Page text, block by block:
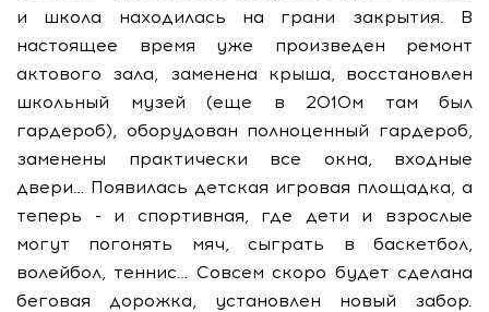
и школа находилась на грани закрытия. В
настоящее время уже произведен ремонт
актового зала, заменена крыша, восстановлен
школьный музей (еще в 2010м там был
гардероб), оборудован полноценный гардероб,
заменены практически все окна, входные
двери… Появилась детская игровая площадка, а
теперь - и спортивная, где дети и взрослые
могут погонять мяч, сыграть в баскетбол,
волейбол, теннис… Совсем скоро будет сделана
беговая дорожка, установлен новый забор.